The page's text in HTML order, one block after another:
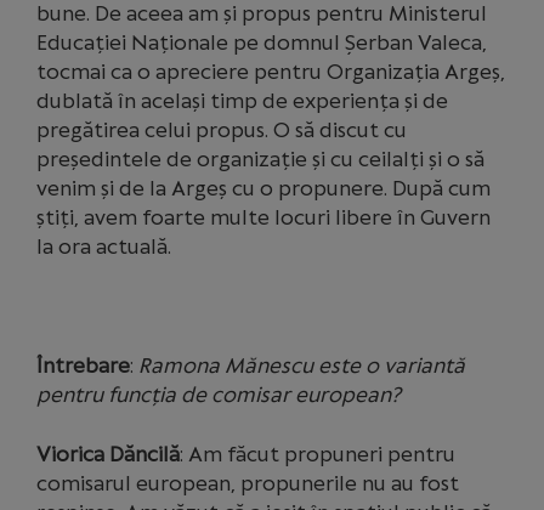
bune. De aceea am și propus pentru Ministerul
Educației Naționale pe domnul Șerban Valeca,
tocmai ca o apreciere pentru Organizația Argeș,
dublată în același timp de experiența și de
pregătirea celui propus. O să discut cu
președintele de organizație și cu ceilalți și o să
venim și de la Argeș cu o propunere. După cum
știți, avem foarte multe locuri libere în Guvern
la ora actuală.
Întrebare: Ramona Mănescu este o variantă
pentru funcția de comisar european?
Viorica Dăncilă: Am făcut propuneri pentru
comisarul european, propunerile nu au fost